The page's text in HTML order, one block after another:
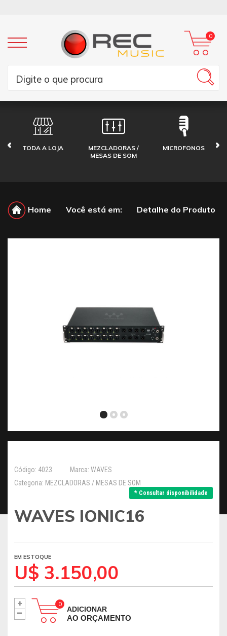
0
TODA A LOJA
MEZCLADORAS /
MESAS DE SOM
MICROFONOS
Home Você está em: Detalhe do Produto
Código: 4023
Marca: WAVES
Categoria: MEZCLADORAS / MESAS DE SOM
* Consultar disponibilidade
WAVES IONIC16
EM ESTOQUE
U$ 3.150,00
+
- ADICIONAR
AO ORÇAMENTO